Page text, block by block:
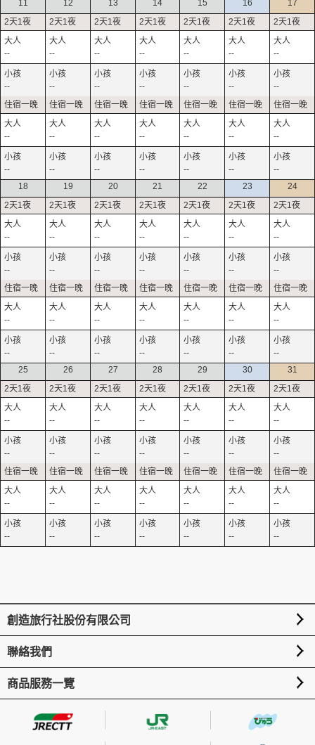
11
--
--
--
--
12
--
--
--
--
13
--
--
--
--
14
--
--
--
--
15
--
--
--
--
16
--
--
--
--
17
--
--
--
--
18
--
--
--
--
19
--
--
--
--
20
--
--
--
--
21
--
--
--
--
22
--
--
--
--
23
--
--
--
--
24
--
--
--
--
25
--
--
--
--
26
--
--
--
--
27
--
--
--
--
28
--
--
--
--
29
--
--
--
--
30
--
--
--
--
31
--
--
--
--
創造旅行社股份有限公司
聯絡我們
商品服務一覽